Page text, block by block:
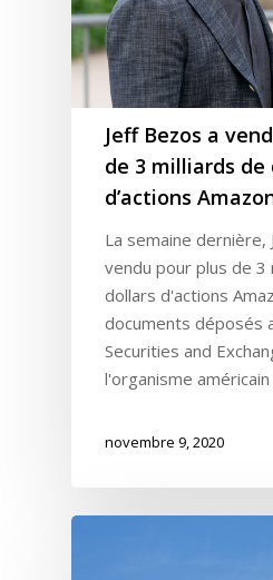
Jeff Bezos a
de 3 milliards de
d’actions
La semaine dernière,
vendu pour plus de 3
dollars d'actions
documents déposés
Securities and
l'organisme
novembre 9, 2020